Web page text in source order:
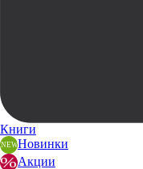
Книги
Новинки
Акции